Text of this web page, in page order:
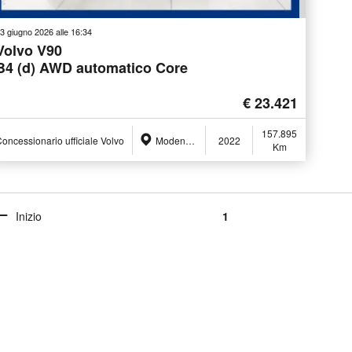
giugno 2026 alle 16:34
V90
(d) AWD automatico Core
€ 23.421
ufficiale Volvo Modena (MO) 2022
157.895
Km
Inizio 1